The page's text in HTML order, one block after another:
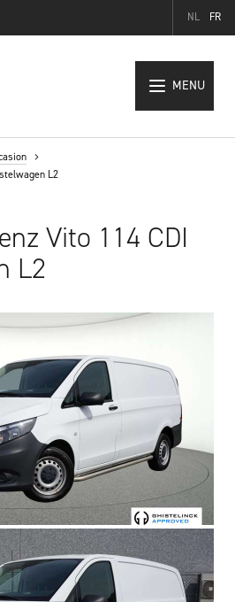
NL FR
MENU
L2
Vito 114 CDI
L2